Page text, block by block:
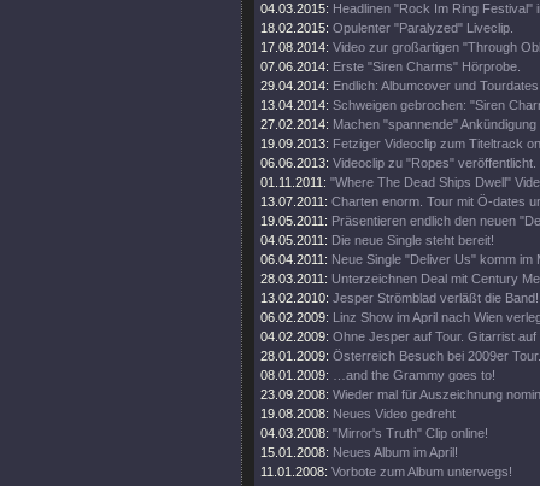
04.03.2015: Headlinen "Rock Im Ring Festival"
18.02.2015: Opulenter "Paralyzed" Liveclip.
17.08.2014: Video zur großartigen "Through
07.06.2014: Erste "Siren Charms" Hörprobe.
29.04.2014: Endlich: Albumcover und
13.04.2014: Schweigen gebrochen: "Siren
27.02.2014: Machen "spannende"
19.09.2013: Fetziger Videoclip zum Titeltrack
06.06.2013: Videoclip zu "Ropes" veröffentlicht.
01.11.2011: "Where The Dead Ships Dwell"
13.07.2011: Charten enorm. Tour mit Ö-dates
19.05.2011: Präsentieren endlich den neuen
04.05.2011: Die neue Single steht bereit!
06.04.2011: Neue Single "Deliver Us" komm im
28.03.2011: Unterzeichnen Deal mit Century
13.02.2010: Jesper Strömblad verläßt die Band!
06.02.2009: Linz Show im April nach Wien
04.02.2009: Ohne Jesper auf Tour. Gitarrist auf
28.01.2009: Österreich Besuch bei 2009er Tour.
08.01.2009:
…and the Grammy goes to!
23.09.2008: Wieder mal für Auszeichnung
19.08.2008: Neues Video gedreht
04.03.2008: "Mirror's Truth" Clip online!
15.01.2008: Neues Album im April!
11.01.2008: Vorbote zum Album unterwegs!